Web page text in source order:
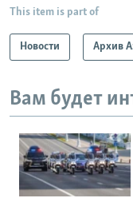
This item is part of
Новости Архив
Вам будет